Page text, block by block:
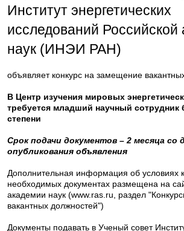
Институт энергетических
исследований Российской
наук (ИНЭИ РАН)
объявляет конкурс на замещение
В Центр изучения мировых
требуется младший научный сотрудник
степени
Срок подачи документов – 2 месяца со
опубликования объявления
Дополнительная информация об условиях
необходимых документах размещена на
академии наук (www.ras.ru, раздел
вакантных должностей")
Документы подавать в Ученый совет